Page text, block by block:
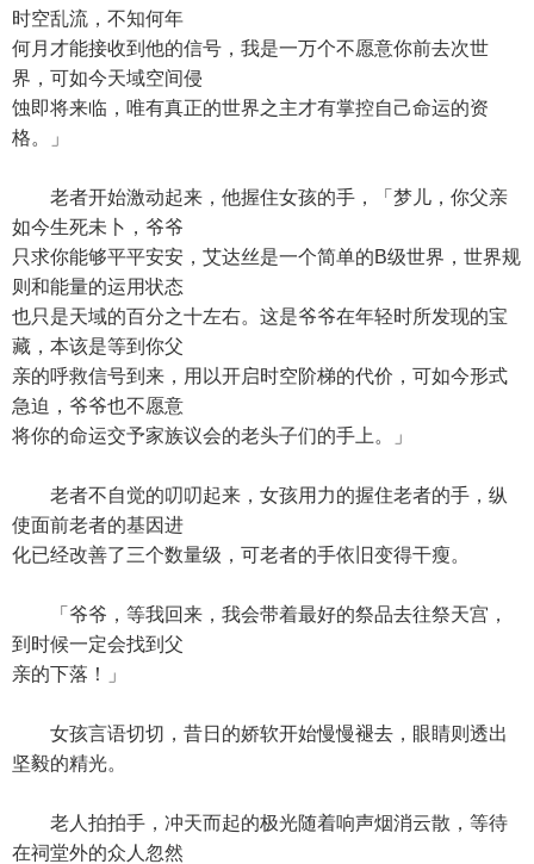
时空乱流，不知何年
何月才能接收到他的信号，我是一万个不愿意你前去次世
界，可如今天域空间侵
蚀即将来临，唯有真正的世界之主才有掌控自己命运的资
格。」
老者开始激动起来，他握住女孩的手，「梦儿，你父亲
如今生死未卜，爷爷
只求你能够平平安安，艾达丝是一个简单的B级世界，世界规
则和能量的运用状态
也只是天域的百分之十左右。这是爷爷在年轻时所发现的宝
藏，本该是等到你父
亲的呼救信号到来，用以开启时空阶梯的代价，可如今形式
急迫，爷爷也不愿意
将你的命运交予家族议会的老头子们的手上。」
老者不自觉的叨叨起来，女孩用力的握住老者的手，纵
使面前老者的基因进
化已经改善了三个数量级，可老者的手依旧变得干瘦。
「爷爷，等我回来，我会带着最好的祭品去往祭天宫，
到时候一定会找到父
亲的下落！」
女孩言语切切，昔日的娇软开始慢慢褪去，眼睛则透出
坚毅的精光。
老人拍拍手，冲天而起的极光随着响声烟消云散，等待
在祠堂外的众人忽然